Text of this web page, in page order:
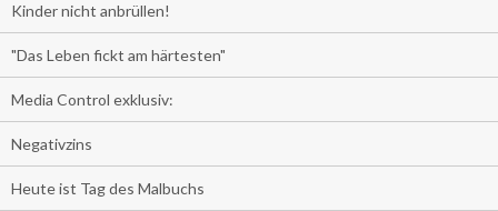
Kinder nicht anbrüllen!
"Das Leben fickt am härtesten"
Media Control exklusiv:
Negativzins
Heute ist Tag des Malbuchs